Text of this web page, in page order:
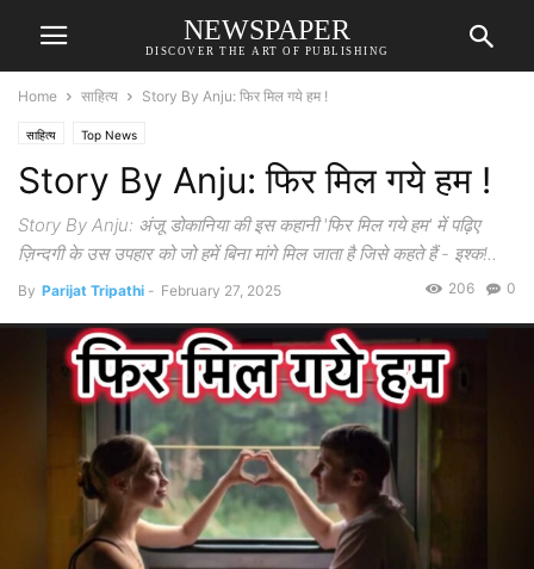
NEWSPAPER
DISCOVER THE ART OF PUBLISHING
Home साहित्य Story By Anju: फिर मिल गये हम !
साहित्य Top News
Story By Anju: फिर मिल गये हम !
Story By Anju: अंजू डोकानिया की इस कहानी 'फिर मिल गये हम' में पढ़िए
ज़िन्दगी के उस उपहार को जो हमें बिना मांगे मिल जाता है जिसे कहते हैं - इश्क!..
By Parijat Tripathi - February 27, 2025 0
206